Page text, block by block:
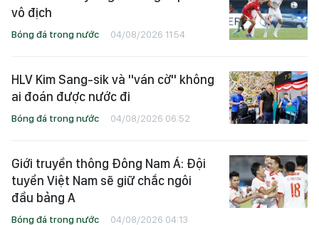
vô địch
Bóng đá trong nước 04/08/2026 11:54
HLV Kim Sang-sik và "ván cờ" không
ai đoán được nước đi
Bóng đá trong nước 04/08/2026 06:52
Giới truyền thông Đông Nam Á: Đội
tuyển Việt Nam sẽ giữ chắc ngôi
đầu bảng A
Bóng đá trong nước 04/08/2026 04:13